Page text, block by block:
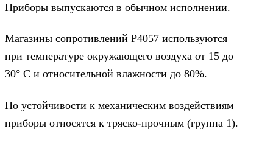
Приборы выпускаются в обычном исполнении.
Магазины сопротивлений Р4057 используются
при температуре окружающего воздуха от 15 до
30° С и относительной влажности до 80%.
По устойчивости к механическим воздействиям
приборы относятся к тряско-прочным (группа 1).